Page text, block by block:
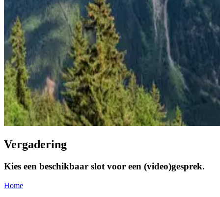
Vergadering
Kies een beschikbaar slot voor een (video)gesprek.
Home